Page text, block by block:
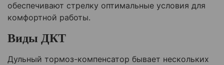
обеспечивают стрелку оптимальные условия для
комфортной работы.
Виды ДКТ
Дульный тормоз-компенсатор бывает нескольких